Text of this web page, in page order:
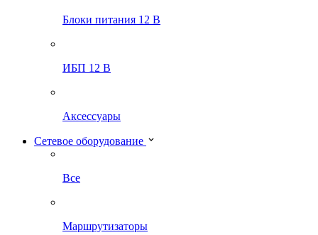
Блоки питания 12 В
ИБП 12 В
Аксессуары
Сетевое оборудование
Все
Маршрутизаторы